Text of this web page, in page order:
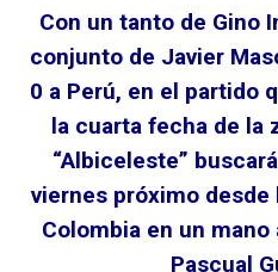
Con un tanto de Gino
conjunto de Javier
0 a Perú, en el partido
la cuarta fecha de la
“Albiceleste”
viernes próximo
Colombia en un
Pascual